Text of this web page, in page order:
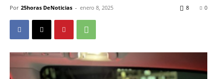
Por 25horas DeNoticias - enero 8, 2025 0
8